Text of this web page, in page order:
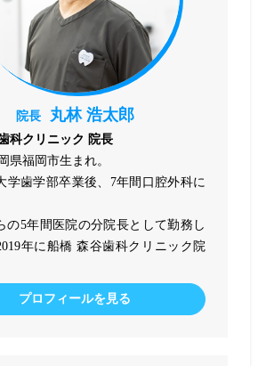
院長 丸林 浩太郎
科クリニック 院長
県福岡市生まれ。
学歯学部卒業後、7年間口腔外科に
の5年間医院の分院長として勤務し
年に船橋 森谷歯科クリニック院
プロフィールを見る